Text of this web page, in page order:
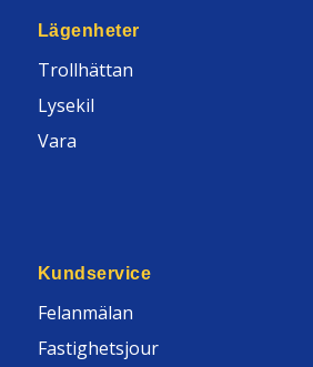
Lägenheter
Trollhättan
Lysekil
Vara
Kundservice
Felanmälan
Fastighetsjour